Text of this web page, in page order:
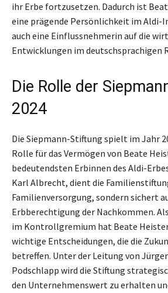
ihr Erbe fortzusetzen. Dadurch ist
eine prägende Persönlichkeit im Aldi-
auch eine Einflussnehmerin auf die
Entwicklungen im deutschsprachigen
Die Rolle der
2024
Die Siepmann-Stiftung spielt im Jahr
Rolle für das Vermögen von Beate
bedeutendsten Erbinnen des Aldi-
Karl Albrecht, dient die
Familienversorgung, sondern sichert
Erbberechtigung der Nachkommen.
im Kontrollgremium hat Beate
wichtige Entscheidungen, die die
betreffen. Unter der Leitung von
Podschlapp wird die Stiftung
den Unternehmenswert zu erhalten